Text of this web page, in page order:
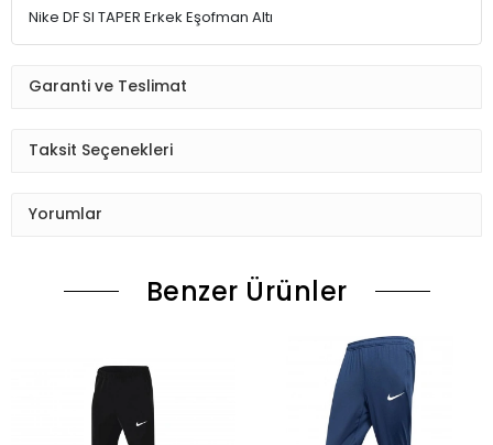
Nike DF SI TAPER Erkek Eşofman Altı
Garanti ve Teslimat
Taksit Seçenekleri
Yorumlar
Benzer Ürünler